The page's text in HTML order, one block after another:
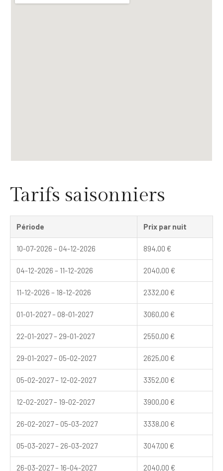
Tarifs saisonniers
Période Prix par nuit
10-07-2026 – 04-12-2026 894,00 €
04-12-2026 – 11-12-2026 2040,00 €
11-12-2026 – 18-12-2026 2332,00 €
01-01-2027 – 08-01-2027 3060,00 €
22-01-2027 – 29-01-2027 2550,00 €
29-01-2027 – 05-02-2027 2625,00 €
05-02-2027 – 12-02-2027 3352,00 €
12-02-2027 – 19-02-2027 3900,00 €
26-02-2027 – 05-03-2027 3338,00 €
05-03-2027 – 26-03-2027 3047,00 €
26-03-2027 – 16-04-2027 2040,00 €